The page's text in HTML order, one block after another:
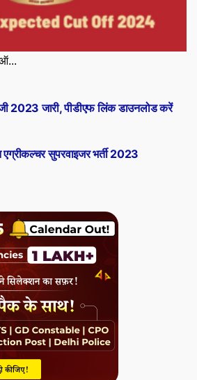
सुपरवाइजर भर्ती 2023
2023 जारी, पीडीएफ लिंक डाउनलोड करें